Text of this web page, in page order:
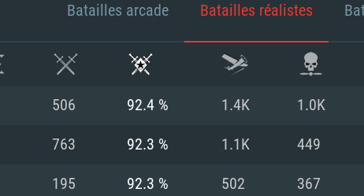
Batailles arcade Batailles réalistes
506 92.4 % 1.4K 1.0K
763 92.3 % 1.1K 449
195 92.3 % 502 367